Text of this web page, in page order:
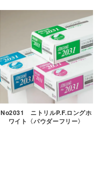
No2031 ニトリルP.F.ロングホ
ワイト〈パウダーフリー〉